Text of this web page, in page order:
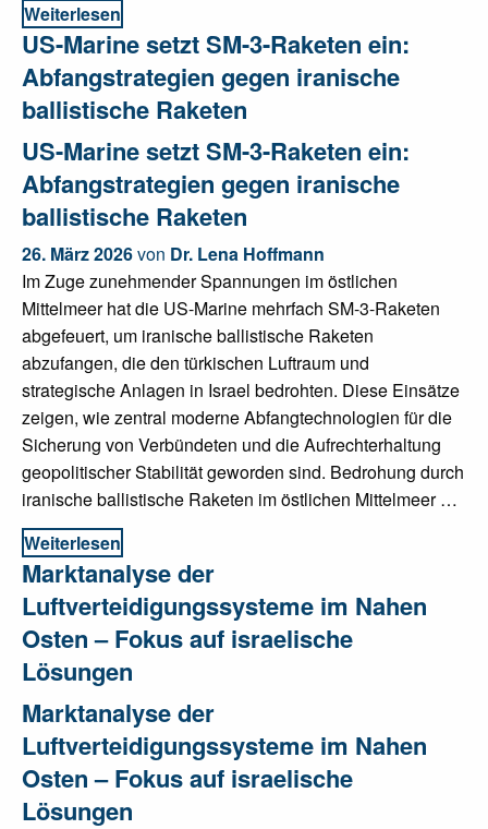
Weiterlesen
US-Marine setzt SM-3-Raketen ein:
Abfangstrategien gegen iranische
ballistische Raketen
US-Marine setzt SM-3-Raketen ein:
Abfangstrategien gegen iranische
ballistische Raketen
26. März 2026von Dr. Lena Hoffmann
Im Zuge zunehmender Spannungen im östlichen
Mittelmeer hat die US-Marine mehrfach SM-3-Raketen
abgefeuert, um iranische ballistische Raketen
abzufangen, die den türkischen Luftraum und
strategische Anlagen in Israel bedrohten. Diese Einsätze
zeigen, wie zentral moderne Abfangtechnologien für die
Sicherung von Verbündeten und die Aufrechterhaltung
geopolitischer Stabilität geworden sind. Bedrohung durch
iranische ballistische Raketen im östlichen Mittelmeer …
Weiterlesen
Marktanalyse der
Luftverteidigungssysteme im Nahen
Osten – Fokus auf israelische
Lösungen
Marktanalyse der
Luftverteidigungssysteme im Nahen
Osten – Fokus auf israelische
Lösungen